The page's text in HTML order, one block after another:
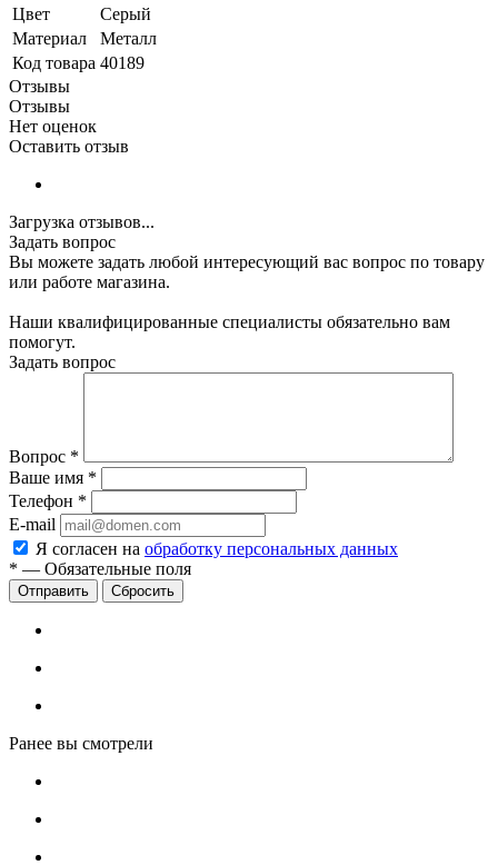
Цвет
Серый
Материал
Металл
Код товара 40189
Отзывы
Отзывы
Нет оценок
Оставить отзыв
Загрузка отзывов...
Задать вопрос
Вы можете задать любой интересующий вас вопрос по товару
или работе магазина.
Наши квалифицированные специалисты обязательно вам
помогут.
Задать вопрос
Вопрос *
Ваше имя *
Телефон *
E-mail
Я согласен на обработку персональных данных
* — Обязательные поля
Сбросить
Ранее вы смотрели